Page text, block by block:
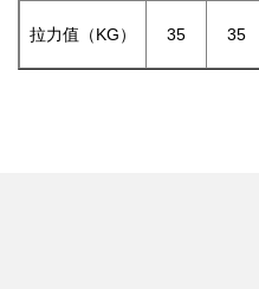
拉力值（KG） 35 35